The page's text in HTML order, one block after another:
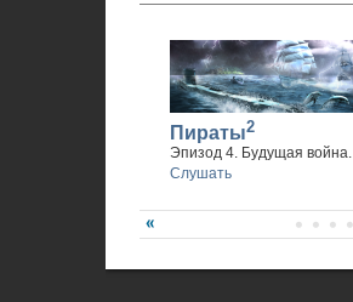
Пираты2
Эпизод 4. Будущая война.
Слушать